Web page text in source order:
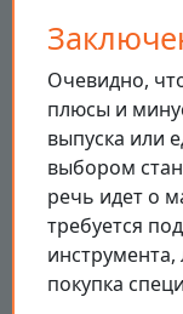
Очевидно,
плюсы и
выпуска или
выбором
речь идет о
требуется
покупка